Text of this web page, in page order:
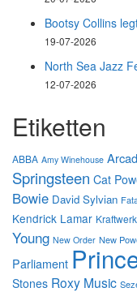
Bootsy Collins
19-07-2026
North Sea Jazz
12-07-2026
Etiketten
ABBA Amy Winehouse
Springsteen Cat
Bowie David Sylvian
Kendrick Lamar Kraftwerk
Young New Order New
Parliament
Stones Roxy Music